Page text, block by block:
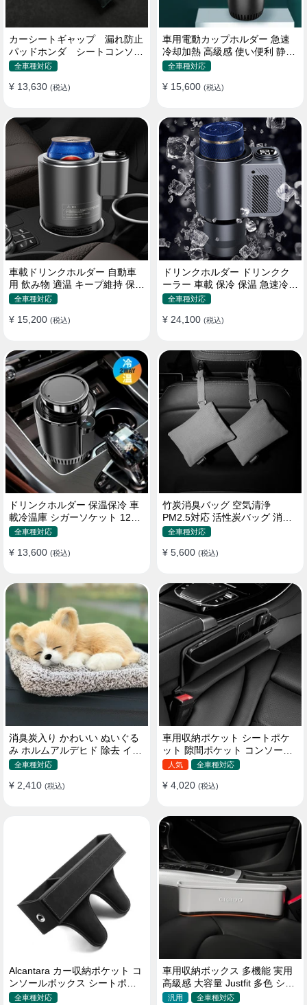
カーシートギャップ 漏れ防止
パッドホンダ シートコンソー
ル 隙間 クッション
全車種対応
¥ 13,630 (税込)
車用電動カップホルダー 急速
冷却加熱 高級感 使い便利 静音
収納 飲み物
全車種対応
¥ 15,600 (税込)
車載ドリンクホルダー 自動車
用 飲み物 適温 キープ維持 保温
冷機能付き
全車種対応
¥ 15,200 (税込)
ドリンクホルダー ドリンクク
ーラー 車載 保冷 保温 急速冷却
缶対応
全車種対応
¥ 24,100 (税込)
ドリンクホルダー 保温保冷 車
載冷温庫 シガーソケット 12V
車用 車中泊
全車種対応
¥ 13,600 (税込)
竹炭消臭バッグ 空気清浄
PM2.5対応 活性炭バッグ 消臭
車用 デオドラント 繰り返し使
全車種対応
¥ 5,600 (税込)
消臭炭入り かわいい ぬいぐる
み ホルムアルデヒド 除去 イン
テリア 贈り物
全車種対応
¥ 2,410 (税込)
車用収納ポケット シートポケ
ット 隙間ポケット コンソール
ボックス カー用品
人気 全車種対応
¥ 4,020 (税込)
Alcantara カー収納ポケット コ
ンソールボックス シートポケ
ット 隙間ポケットセット
全車種対応
車用収納ボックス 多機能 実用
高級感 大容量 Justfit 多色 シー
トポケット ギャップ 隙間収納
汎用 全車種対応